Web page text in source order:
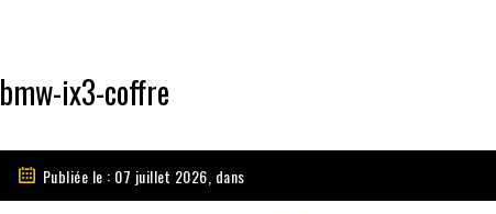
bmw-ix3-coffre
Publiée le : 07 juillet 2026, dans